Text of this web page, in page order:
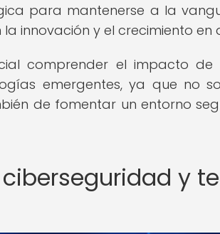
para mantenerse a la
innovación y el crecimiento en
comprender el impacto
emergentes, ya que no
de fomentar un entorno
y